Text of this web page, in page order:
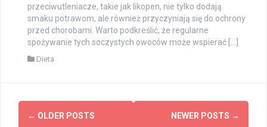
przeciwutleniacze, takie jak likopen, nie tylko dodają
smaku potrawom, ale również przyczyniają się do ochrony
przed chorobami. Warto podkreślić, że regularne
spożywanie tych soczystych owoców może wspierać […]
Dieta
Posts
← OLDER POSTS NEWER POSTS →